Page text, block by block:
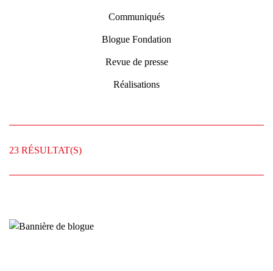
Communiqués
Blogue Fondation
Revue de presse
Réalisations
23 RÉSULTAT(S)